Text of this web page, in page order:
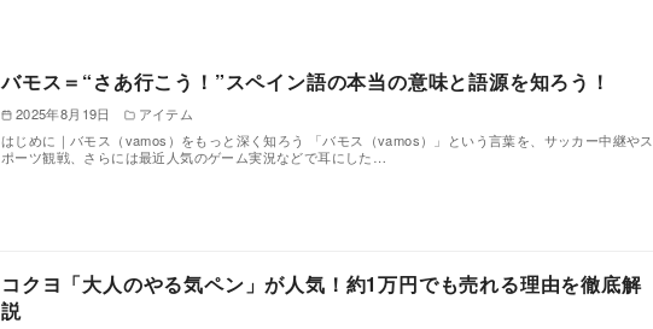
バモス＝“さあ行こう！”スペイン語の本当の意味と語源を知ろう！
2025年8月19日
アイテム
はじめに｜バモス（vamos）をもっと深く知ろう 「バモス（vamos）」という言葉を、サッカー中継やス
ポーツ観戦、さらには最近人気のゲーム実況などで耳にした…
コクヨ「大人のやる気ペン」が人気！約1万円でも売れる理由を徹底解
説